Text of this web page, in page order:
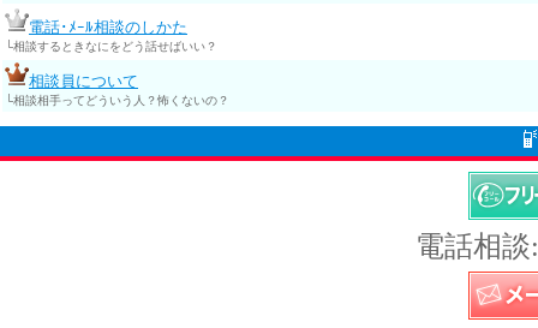
電話･ﾒｰﾙ相談のしかた
└相談するときなにをどう話せばいい？
相談員について
└相談相手ってどういう人？怖くないの？
電話相